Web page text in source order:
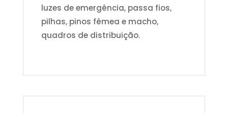
luzes de emergência, passa fios,
pilhas, pinos fêmea e macho,
quadros de distribuição.